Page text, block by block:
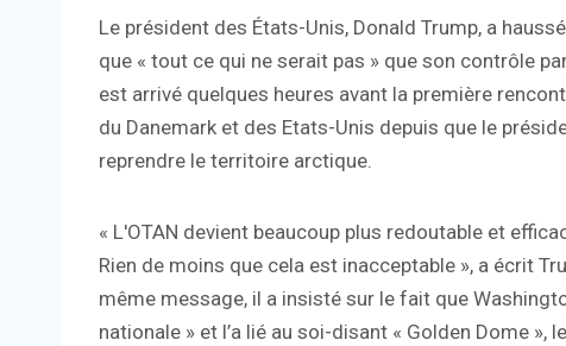
Le président des États-Unis, Donald Trump, a
que « tout ce qui ne serait pas » que son contrôle
est arrivé quelques heures avant la première
du Danemark et des Etats-Unis depuis que le
reprendre le territoire arctique.
« L'OTAN devient beaucoup plus redoutable et
Rien de moins que cela est inacceptable », a écrit
même message, il a insisté sur le fait que
nationale » et l’a lié au soi-disant « Golden Dome